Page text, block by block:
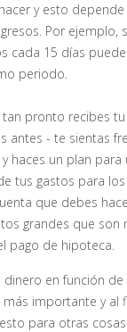
y esto
Por ejemplo,
cada 15 días
periodo.
tan pronto recibes
antes - te sientas
haces un plan para
tus gastos para
que debes
grandes que son
pago de hipoteca.
dinero en función
más importante y al
para otras